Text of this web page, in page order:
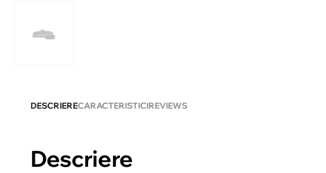
DESCRIERECARACTERISTICIREVIEWS
Descriere